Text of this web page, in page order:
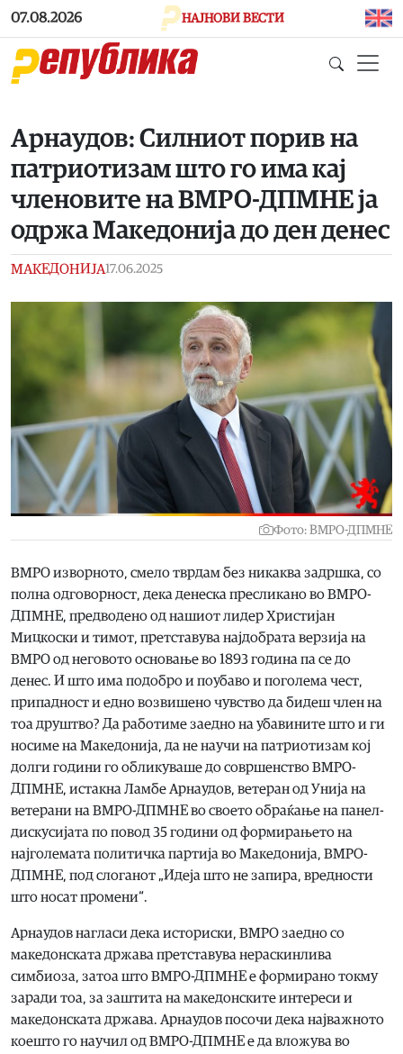
Skip to main content
07.08.2026 НАЈНОВИ ВЕСТИ
Арнаудов: Силниот порив на
патриотизам што го има кај
членовите на ВМРО-ДПМНЕ ја
одржа Македонија до ден денес
МАКЕДОНИЈА17.06.2025
Фото: ВМРО-ДПМНЕ
ВМРО изворното, смело тврдам без никаква задршка, со
полна одговорност, дека денеска пресликано во ВМРО-
ДПМНЕ, предводено од нашиот лидер Христијан
Мицкоски и тимот, претставува најдобрата верзија на
ВМРО од неговото основање во 1893 година па се до
денес. И што има подобро и поубаво и поголема чест,
припадност и едно возвишено чувство да бидеш член на
тоа друштво? Да работиме заедно на убавините што и ги
носиме на Македонија, да не научи на патриотизам кој
долги години го обликуваше до совршенство ВМРО-
ДПМНЕ, истакна Ламбе Арнаудов, ветеран од Унија на
ветерани на ВМРО-ДПМНЕ во своето обраќање на панел-
дискусијата по повод 35 години од формирањето на
најголемата политичка партија во Македонија, ВМРО-
ДПМНЕ, под слоганот „Идеја што не запира, вредности
што носат промени“.
Арнаудов нагласи дека историски, ВМРО заедно со
македонската држава претставува нераскинлива
симбиоза, затоа што ВМРО-ДПМНЕ е формирано токму
заради тоа, за заштита на македонските интереси и
македонската држава. Арнаудов посочи дека најважното
коешто го научил од ВМРО-ДПМНЕ е да вложува во